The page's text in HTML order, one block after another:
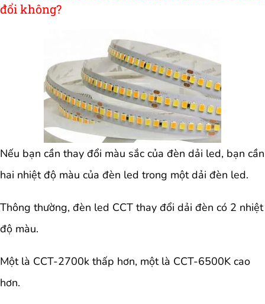
đổi không?
Nếu bạn cần thay đổi màu sắc của đèn dải led, bạn cần
hai nhiệt độ màu của đèn led trong một dải đèn led.
Thông thường, đèn led CCT thay đổi dải đèn có 2 nhiệt
độ màu.
Một là CCT-2700k thấp hơn, một là CCT-6500K cao
hơn.